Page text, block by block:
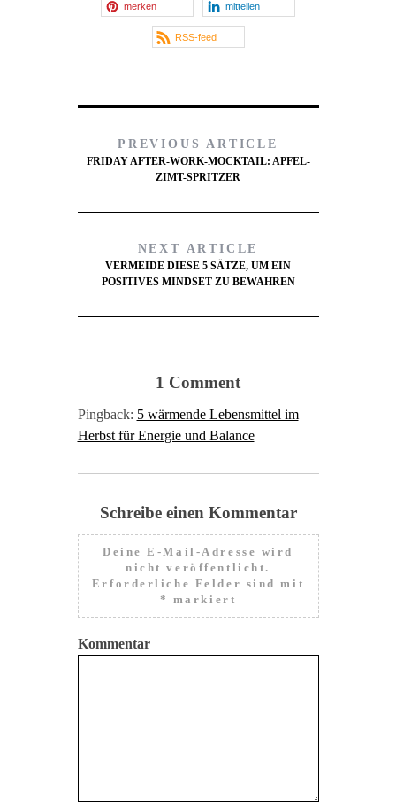
merken mitteilen
RSS-feed
PREVIOUS ARTICLE
FRIDAY AFTER-WORK-MOCKTAIL: APFEL-
ZIMT-SPRITZER
NEXT ARTICLE
VERMEIDE DIESE 5 SÄTZE, UM EIN
POSITIVES MINDSET ZU BEWAHREN
1 Comment
Pingback: 5 wärmende Lebensmittel im
Herbst für Energie und Balance
Schreibe einen Kommentar
Deine E-Mail-Adresse wird
nicht veröffentlicht.
Erforderliche Felder sind mit
*
markiert
Kommentar